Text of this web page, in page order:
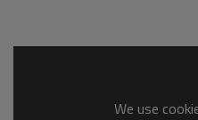
We use